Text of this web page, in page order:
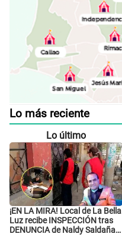
Lo más reciente
Lo último
¡EN LA MIRA! Local de La Bella
Luz recibe INSPECCIÓN tras
DENUNCIA de Naldy Saldaña